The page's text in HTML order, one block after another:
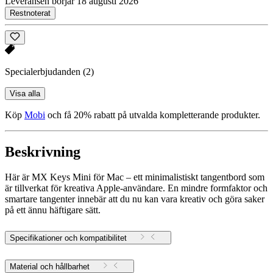
Restnoterat
Specialerbjudanden (2)
Visa alla
Köp Mobi och få 20% rabatt på utvalda kompletterande produkter.
Beskrivning
Här är MX Keys Mini för Mac – ett minimalistiskt tangentbord som
är tillverkat för kreativa Apple-användare. En mindre formfaktor och
smartare tangenter innebär att du nu kan vara kreativ och göra saker
på ett ännu häftigare sätt.
Specifikationer och kompatibilitet
Material och hållbarhet